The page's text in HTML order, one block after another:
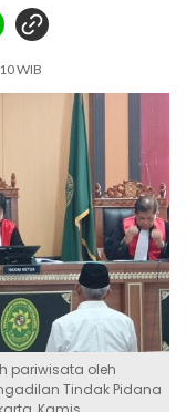
WIB
pariwisata oleh
Tindak Pidana